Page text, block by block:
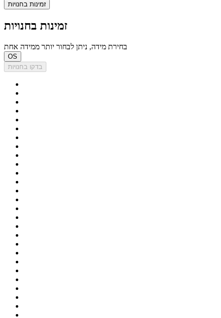
זמינות בחנויות
זמינות בחנויות
בחירת מידה, ניתן לבחור יותר ממידה אחת
OS
בדקו בחנויות